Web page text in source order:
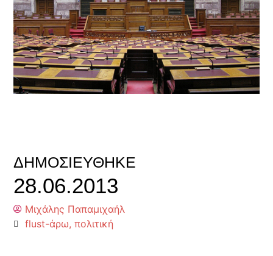
ΔΗΜΟΣΙΕΎΘΗΚΕ
28.06.2013
Μιχάλης Παπαμιχαήλ
flust-άρω,πολιτική